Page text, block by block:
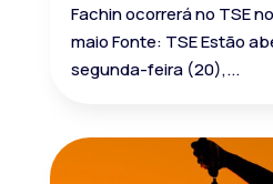
Fachin ocorrerá no TSE
maio Fonte: TSE Estão
segunda-feira (20),...